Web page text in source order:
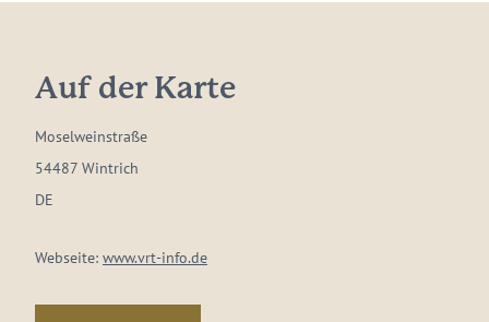
Auf der Karte
Moselweinstraße
54487 Wintrich
DE
Webseite: www.vrt-info.de